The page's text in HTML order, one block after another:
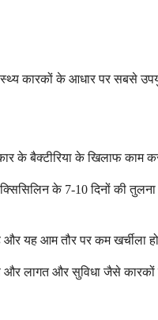
कारकों के आधार पर सबसे
प्रकार के बैक्टीरिया के
के 7-10 दिनों की
यह आम तौर पर कम खर्चीला
लागत और सुविधा जैसे कारकों